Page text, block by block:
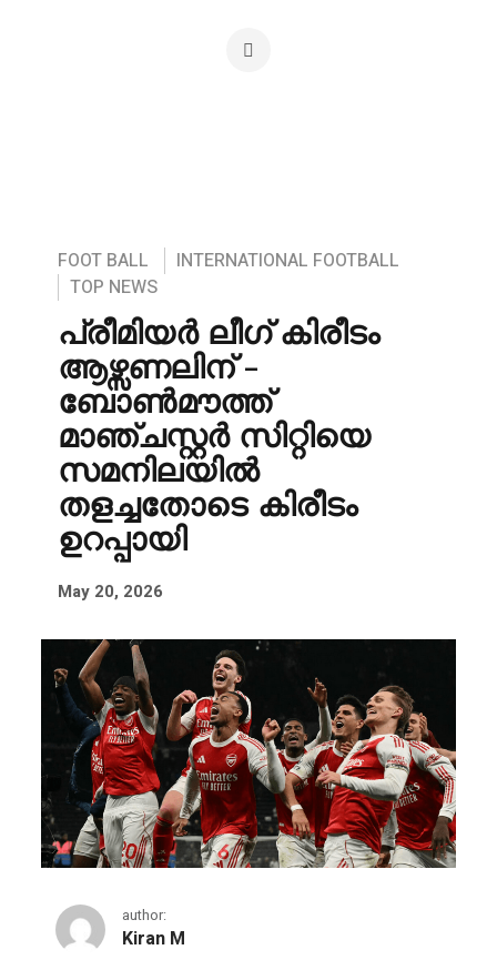
FOOT BALL
INTERNATIONAL FOOTBALL
TOP NEWS
പ്രീമിയർ ലീഗ് കിരീടം
ആഴ്സണലിന് –
ബോൺമൗത്ത്
മാഞ്ചസ്റ്റർ സിറ്റിയെ
സമനിലയിൽ
തളച്ചതോടെ കിരീടം
ഉറപ്പായി
May 20, 2026
author:
Kiran M